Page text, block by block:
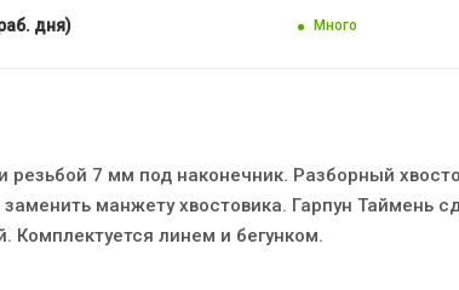
дня) Много
7 мм под наконечник. Разборный
манжету хвостовика. Гарпун Таймень
линем и бегунком.